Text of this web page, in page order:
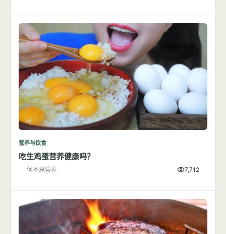
营养与饮食
吃生鸡蛋营养健康吗？
何不思营养 7,712